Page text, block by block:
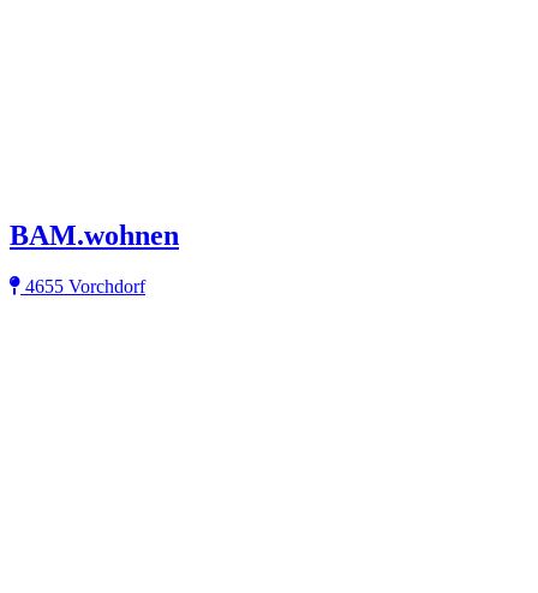
BAM.wohnen
4655 Vorchdorf